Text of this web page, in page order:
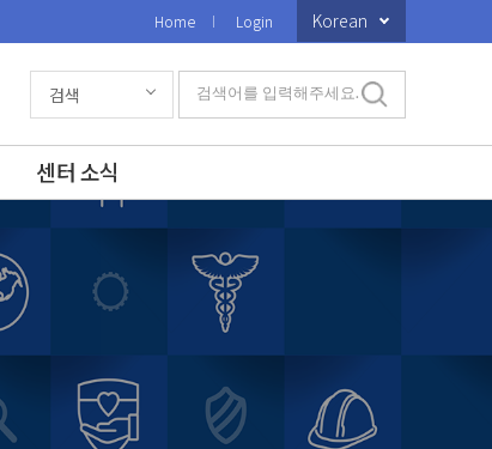
Home Login Korean
센터 소식
검색 검색어를 입력해주세요.